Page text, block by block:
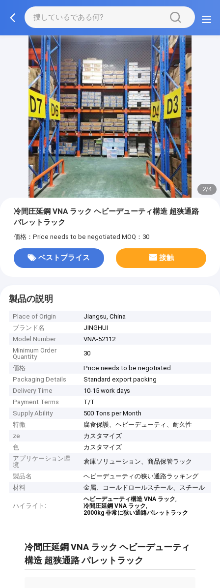
2/4
冷間圧延鋼 VNA ラック ヘビーデューティ構造 超狭通路
パレットラック
価格：Price needs to be negotiated MOQ：30
ベストプライス 接触
製品の説明
Place of Origin
Jiangsu, China
ブランド名
JINGHUI
Model Number
VNA-52112
Minimum Order
Quantity
30
価格
Price needs to be negotiated
Packaging Details
Standard export packing
Delivery Time
10-15 work days
Payment Terms
T/T
Supply Ability
500 Tons per Month
特徴
腐食保護、ヘビーデューティ、耐久性
ze
カスタマイズ
色
カスタマイズ
アプリケーション環
境
倉庫ソリューション、商品保管ラック
製品名
ヘビーデューティの狭い通路ラッキング
材料
金属、コールドロールスチール、スチール
ハイライト:
ヘビーデューティ構造 VNA ラック,
冷間圧延鋼 VNA ラック,
2000kg 非常に狭い通路パレットラック
冷間圧延鋼 VNA ラック ヘビーデューティ
構造 超狭通路 パレットラック